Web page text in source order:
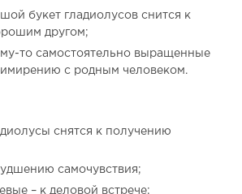
букет гладиолусов снится к
другом;
то самостоятельно выращенные
с родным человеком.
снятся к получению
самочувствия;
– к деловой встрече;